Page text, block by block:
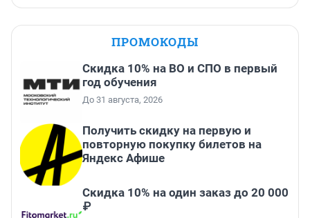
ПРОМОКОДЫ
Скидка 10% на ВО и СПО в первый
год обучения
До 31 августа, 2026
Получить скидку на первую и
повторную покупку билетов на
Яндекс Афише
Скидка 10% на один заказ до 20 000
₽